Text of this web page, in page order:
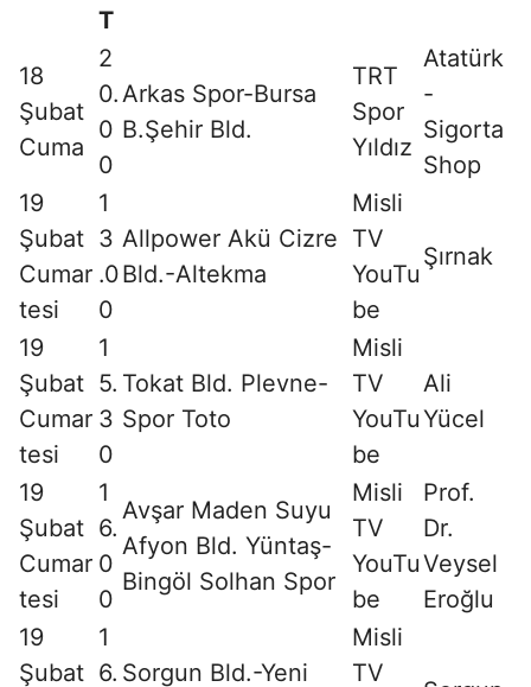
T
18
Şubat
Cuma
2
0.
0
0
Arkas Spor-Bursa
B.Şehir Bld.
TRT
Spor
Yıldız
Atatürk
-
Sigorta
Shop
19
Şubat
Cumar
tesi
1
3
.0
0
Allpower Akü Cizre
Bld.-Altekma
Misli
TV
YouTu
be
Şırnak
19
Şubat
Cumar
tesi
1
5.
3
0
Tokat Bld. Plevne-
Spor Toto
Misli
TV
YouTu
be
Ali
Yücel
19
Şubat
Cumar
tesi
1
6.
0
0
Avşar Maden Suyu
Afyon Bld. Yüntaş-
Bingöl Solhan Spor
Misli
TV
YouTu
be
Prof.
Dr.
Veysel
Eroğlu
19
Şubat
1
6. Sorgun Bld.-Yeni
Misli
TV